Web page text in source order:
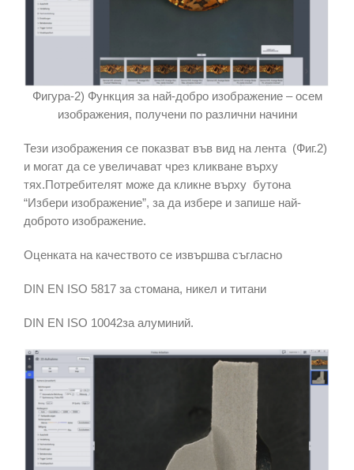
Фигура-2) Функция за най-добро изображение – осем
изображения, получени по различни начини
Тези изображения се показват във вид на лента (Фиг.2)
и могат да се увеличават чрез кликване върху
тях.Потребителят може да кликне върху бутона
“Избери изображение”, за да избере и запише най-
доброто изображение.
Оценката на качеството се извършва съгласно
DIN EN ISO 5817 за стомана, никел и титани
DIN EN ISO 10042за алуминий.